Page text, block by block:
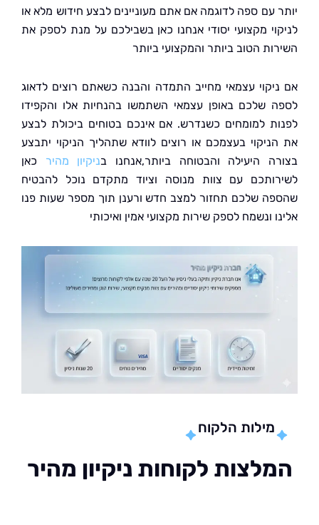
עם ספה לדוגמה אם אתם מעוניינים לבצע חידוש מלא או
מקצועי יסודי אנחנו כאן בשבילכם על מנת לספק את
הטוב ביותר והמקצועי ביותר
עצמאי מחייב התמדה והבנה כשאתם רוצים לדאוג
שלכם באופן עצמאי השתמשו בהנחיות אלו והקפידו
למומחים כשנדרש. אם אינכם בטוחים ביכולת לבצע
בעצמכם או רוצים לוודא שתהליך הניקוי יתבצע
היעילה והבטוחה ביותר,אנחנו בניקיון מהירכאן
עם צוות מנוסה וציוד מתקדם נוכל להבטיח
שלכם תחזור למצב חדש ורענן תוך מספר שעות פנו
ונשמח לספק שירות מקצועי אמין ואיכותי
מילות הלקוח
לקוחות ניקיון מהיר